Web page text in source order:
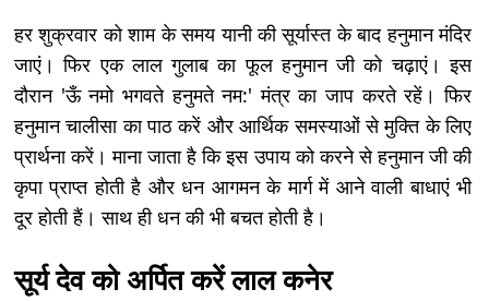
हर शुक्रवार को शाम के समय यानी की सूर्यास्त के बाद हनुमान मंदिर
जाएं। फिर एक लाल गुलाब का फूल हनुमान जी को चढ़ाएं। इस
दौरान 'ऊँ नमो भगवते हनुमते नम:' मंत्र का जाप करते रहें। फिर
हनुमान चालीसा का पाठ करें और आर्थिक समस्याओं से मुक्ति के लिए
प्रार्थना करें। माना जाता है कि इस उपाय को करने से हनुमान जी की
कृपा प्राप्त होती है और धन आगमन के मार्ग में आने वाली बाधाएं भी
दूर होती हैं। साथ ही धन की भी बचत होती है।
सूर्य देव को अर्पित करें लाल कनेर